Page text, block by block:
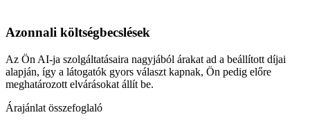
Azonnali költségbecslések
Az Ön AI-ja szolgáltatásaira nagyjából árakat ad a beállított díjai
alapján, így a látogatók gyors választ kapnak, Ön pedig előre
meghatározott elvárásokat állít be.
Árajánlat összefoglaló